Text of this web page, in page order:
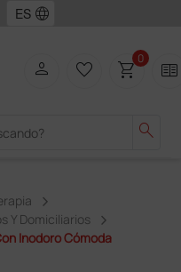
language
search
person favorite_border shopping_cart0 two_pager
Y Domiciliarios
Inodoro Cómoda